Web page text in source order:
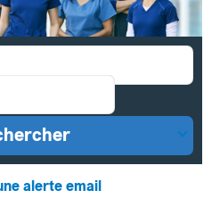
alerte email